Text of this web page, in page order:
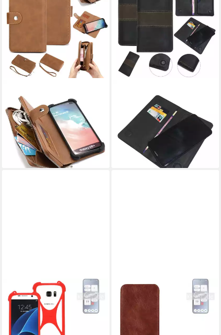
Handyhülle für Nothing Phone
(2a), Handyhülle Schutzhülle
& Portemonnee Tasche
Handytasche Case Etui
23,99 €
lieferbar - in 4-5 Werktagen bei dir
Handyhülle für Nothing Phone
(2a), Handyhülle + Kopfhörer
Schutzhülle Walletcase
Bookstyle Tasche
23,99 €
lieferbar - in 4-5 Werktagen bei dir